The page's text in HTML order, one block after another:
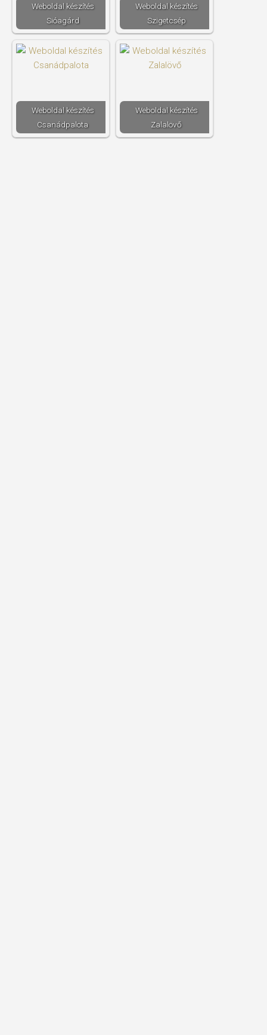
Weboldal készítés​
Sióagárd
Weboldal készítés​
Szigetcsép
Weboldal készítés​
Csanádpalota
Weboldal készítés​
Zalalövő